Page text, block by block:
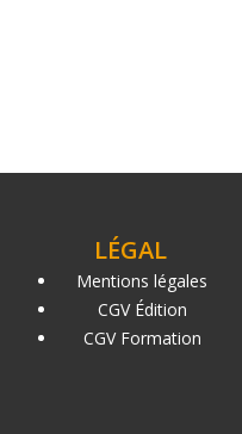
LÉGAL
Mentions légales
CGV Édition
CGV Formation